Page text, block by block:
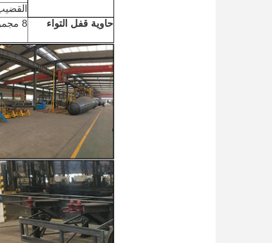
حاوية قفل التواء
8 مجموعات